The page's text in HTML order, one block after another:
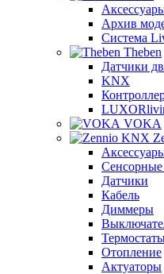
Архив
Система
Theben
Датчики
KNX
VOKA
Сенсорные
Датчики
Кабель
Диммеры
Отопление
Актуаторы